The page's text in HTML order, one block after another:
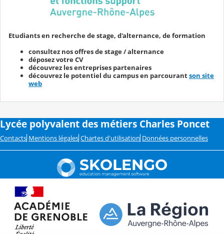
Etudiants en recherche de stage, d'alternance, de formation
consultez nos offres de stage / alternance
déposez votre CV
découvrez les entreprises partenaires
découvrez le potentiel du campus en parcourantson site
web
Lycée polyvalent des métiers Charles Poncet
Contacts Mentions légales Chartes d'utilisation Données personnelles